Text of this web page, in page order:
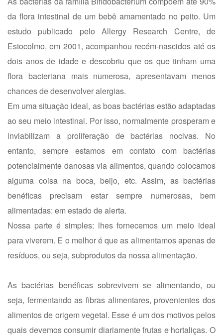
da flora intestinal de um bebê amamentado no peito. Um
estudo publicado pelo Allergy Research Centre, de
Estocolmo, em 2001, acompanhou recém-nascidos até os
dois anos de idade e descobriu que os que tinham uma
flora bacteriana mais numerosa, apresentavam menos
chances de desenvolver alergias.
Em uma situação ideal, as boas bactérias estão adaptadas
ao seu meio intestinal. Por isso, normalmente prosperam e
inviabilizam a proliferação de bactérias nocivas. No
entanto, sempre estamos em contato com bactérias
potencialmente danosas via alimentos, quando colocamos
alguma coisa na boca, beijo, etc. Assim, as bactérias
benéficas precisam estar sempre numerosas, bem
alimentadas: em estado de alerta.
Nossa parte é simples: lhes fornecemos um meio ideal
para viverem. E o melhor é que as alimentamos apenas de
resíduos, ou seja, subprodutos da nossa alimentação.
As bactérias benéficas sobrevivem se alimentando, ou
seja, fermentando as fibras alimentares, provenientes dos
alimentos de origem vegetal. Esse é um dos motivos pelos
quais devemos consumir diariamente frutas e hortaliças. O